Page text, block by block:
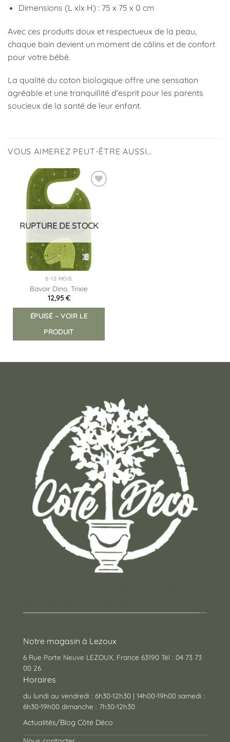
Dimensions (L xlx H) : 75 x 75 x 0 cm
Avec ces produits doux et respectueux de la peau,
chaque bain devient un moment de câlins et de confort
pour votre bébé.
La qualité du coton biologique offre une sensation
agréable et une tranquillité d’esprit pour les parents
soucieux de la santé de leur enfant.
VOUS AIMEREZ PEUT-ÊTRE AUSSI…
Ajouter
à la
liste
RUPTURE DE STOCK
0-12 MOIS
Bavoir Dino, Trixie
12,95€
ÉPUISÉ – VOIR LE
PRODUIT
Notre magasin à Lezoux
6 Rue Porte Neuve LEZOUX, France 63190 Tél : 04 73 73
00 26
Horaires
du lundi au vendredi : 6h30-12h30 | 14h00-19h00 samedi :
6h30-19h00 dimanche : 7h30-12h30
Actualités/Blog Côté Déco